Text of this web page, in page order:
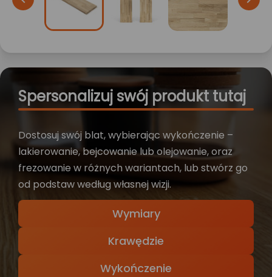
Spersonalizuj swój produkt tutaj
Dostosuj swój blat, wybierając wykończenie –
lakierowanie, bejcowanie lub olejowanie, oraz
frezowanie w różnych wariantach, lub stwórz go
od podstaw według własnej wizji.
Wymiary
Krawędzie
Wykończenie